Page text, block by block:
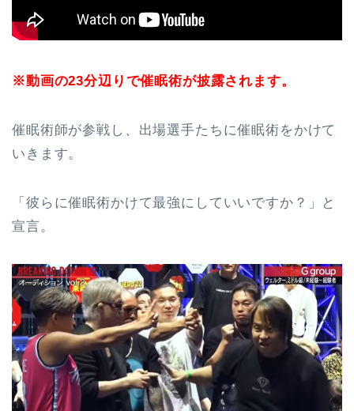
※動画の23分辺りで催眠術が披露されます。
催眠術師が参戦し、出場選手たちに催眠術をかけて
いきます。
「彼らに催眠術かけて最強にしていいですか？」と
宣言。